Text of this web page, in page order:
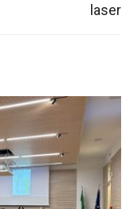
laser